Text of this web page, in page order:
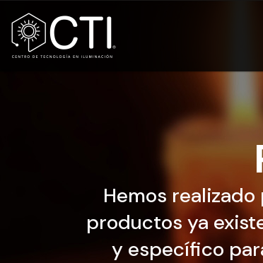
Hemos
productos ya
y específico